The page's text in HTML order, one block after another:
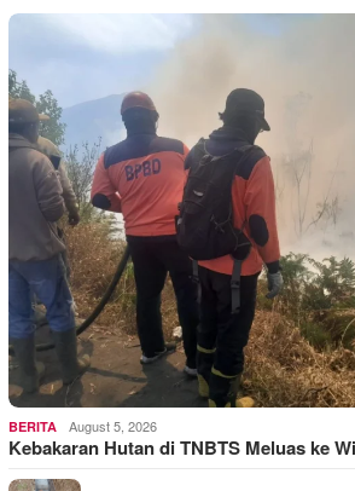
BERITA August 5, 2026
Kebakaran Hutan di TNBTS Meluas ke